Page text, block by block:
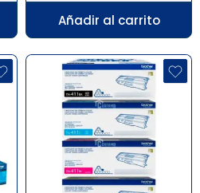
Añadir al carrito